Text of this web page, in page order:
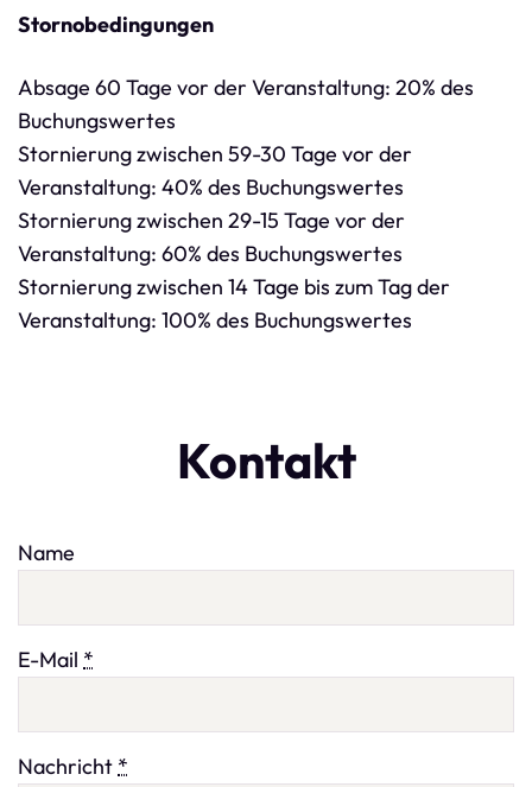
Stornobedingungen
Absage 60 Tage vor der Veranstaltung: 20% des
Buchungswertes
Stornierung zwischen 59-30 Tage vor der
Veranstaltung: 40% des Buchungswertes
Stornierung zwischen 29-15 Tage vor der
Veranstaltung: 60% des Buchungswertes
Stornierung zwischen 14 Tage bis zum Tag der
Veranstaltung: 100% des Buchungswertes
Kontakt
Name
E-Mail *
Nachricht *